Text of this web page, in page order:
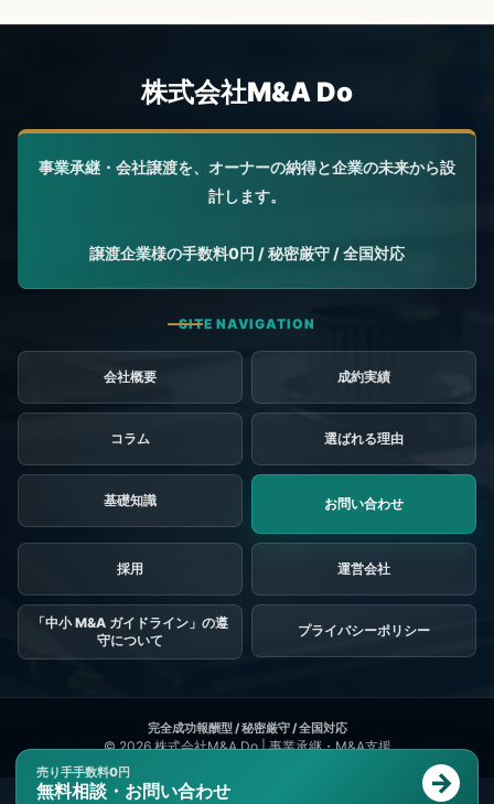
会社概要 成約実績
コラム 選ばれる理由
基礎知識 お問い合わせ
採用
「中小 M&A ガイドライン」の遵
守について
プライバシーポリシー
© 2026株式会社M&A Do | 事業承継・M&A支援
売り手手数料0円
無料相談・お問い合わせ